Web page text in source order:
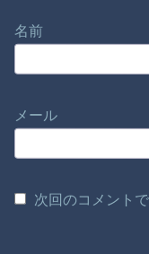
名前
メール
次回のコメント